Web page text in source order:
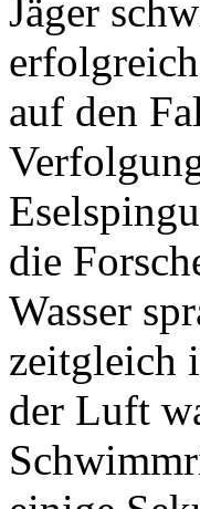
Jäger
auf den
die
Wasser
zeitgleich
der Luft